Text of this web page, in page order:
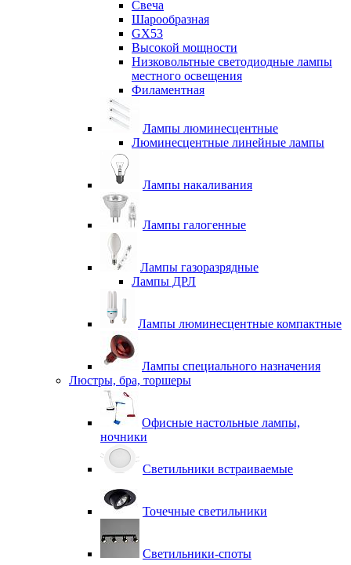
Свеча
Шарообразная
GX53
Высокой мощности
Низковольтные светодиодные лампы
местного освещения
Филаментная
Лампы люминесцентные
Люминесцентные линейные лампы
Лампы накаливания
Лампы галогенные
Лампы газоразрядные
Лампы ДРЛ
Лампы люминесцентные компактные
Лампы специального назначения
Люстры, бра, торшеры
Офисные настольные лампы,
ночники
Светильники встраиваемые
Точечные светильники
Светильники-споты